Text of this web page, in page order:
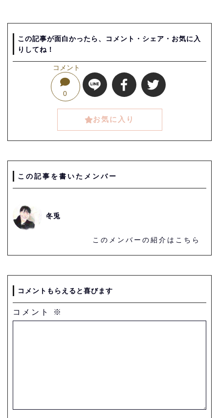
この記事が面白かったら、コメント・シェア・お気に入
りしてね！
コメント
0
お気に入り
この記事を書いたメンバー
冬兎
このメンバーの紹介はこちら
コメントもらえると喜びます
コメント ※